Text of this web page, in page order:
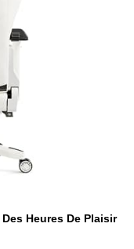
Heures De Plaisir